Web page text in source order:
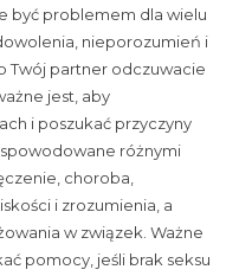
być problemem dla wielu
nieporozumień i
Twój partner odczuwacie
jest, aby
i poszukać przyczyny
różnymi
choroba,
i zrozumienia, a
w związek. Ważne
pomocy, jeśli brak seksu